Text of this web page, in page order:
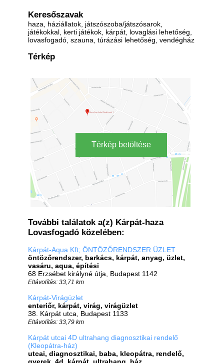
Keresőszavak
haza, háziállatok, játszószoba/játszósarok,
játékokkal, kerti játékok, kárpát, lovaglási lehetőség,
lovasfogadó, szauna, túrázási lehetőség, vendégház
Térkép
Térkép betöltése
További találatok a(z) Kárpát-haza
Lovasfogadó közelében:
Kárpát-Aqua Kft; ÖNTÖZŐRENDSZER ÜZLET
öntözőrendszer, barkács, kárpát, anyag, üzlet,
vasáru, aqua, építési
68 Erzsébet királyné útja, Budapest 1142
Eltávolítás: 33,71 km
Kárpát-Virágüzlet
enteriőr, kárpát, virág, virágüzlet
38. Kárpát utca, Budapest 1133
Eltávolítás: 33,79 km
Kárpát utcai 4D ultrahang diagnosztikai rendelő
(Kleopátra-ház)
utcai, diagnosztikai, baba, kleopátra, rendelő,